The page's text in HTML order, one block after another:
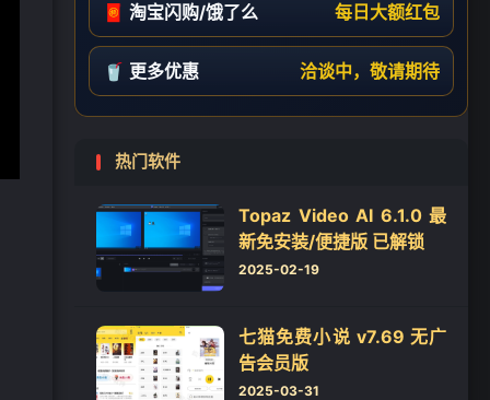
🧧 淘宝闪购/饿了么 每日大额红包
🥤 更多优惠 洽谈中，敬请期待
热门软件
Topaz Video AI 6.1.0 最
新免安装/便捷版 已解锁
2025-02-19
七猫免费小说 v7.69 无广
告会员版
2025-03-31